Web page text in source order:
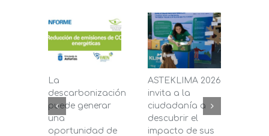
La
descarbonización
puede generar
una
oportunidad de
ASTEKLIMA 2026
invita a la
ciudadanía a
descubrir el
impacto de sus